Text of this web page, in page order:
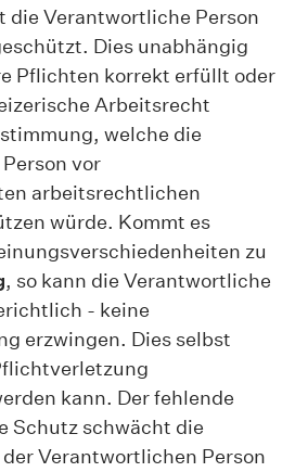
die Verantwortliche Person
Dies unabhängig
Pflichten korrekt erfüllt oder
Arbeitsrecht
welche die
vor
arbeitsrechtlichen
würde. Kommt es
zu
, so kann die Verantwortliche
- keine
erzwingen. Dies selbst
kann. Der fehlende
Schutz schwächt die
Verantwortlichen Person